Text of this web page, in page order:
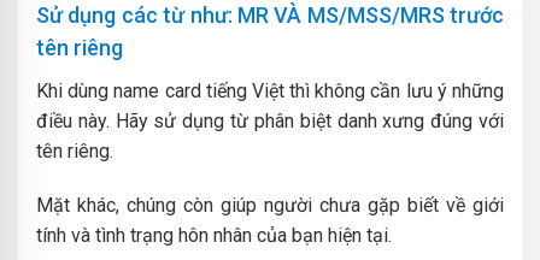
Sử dụng các từ như: MR VÀ MS/MSS/MRS trước
tên riêng
Khi dùng name card tiếng Việt thì không cần lưu ý những
điều này. Hãy sử dụng từ phân biệt danh xưng đúng với
tên riêng.
Mặt khác, chúng còn giúp người chưa gặp biết về giới
tính và tình trạng hôn nhân của bạn hiện tại.